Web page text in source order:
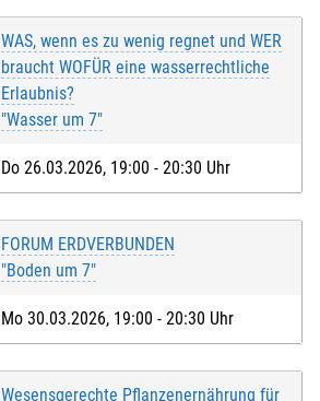
WAS, wenn es zu wenig regnet und WER
braucht WOFÜR eine wasserrechtliche
Erlaubnis?
"Wasser um 7"
Do 26.03.2026, 19:00 - 20:30 Uhr
FORUM ERDVERBUNDEN
"Boden um 7"
Mo 30.03.2026, 19:00 - 20:30 Uhr
Wesensgerechte Pflanzenernährung für